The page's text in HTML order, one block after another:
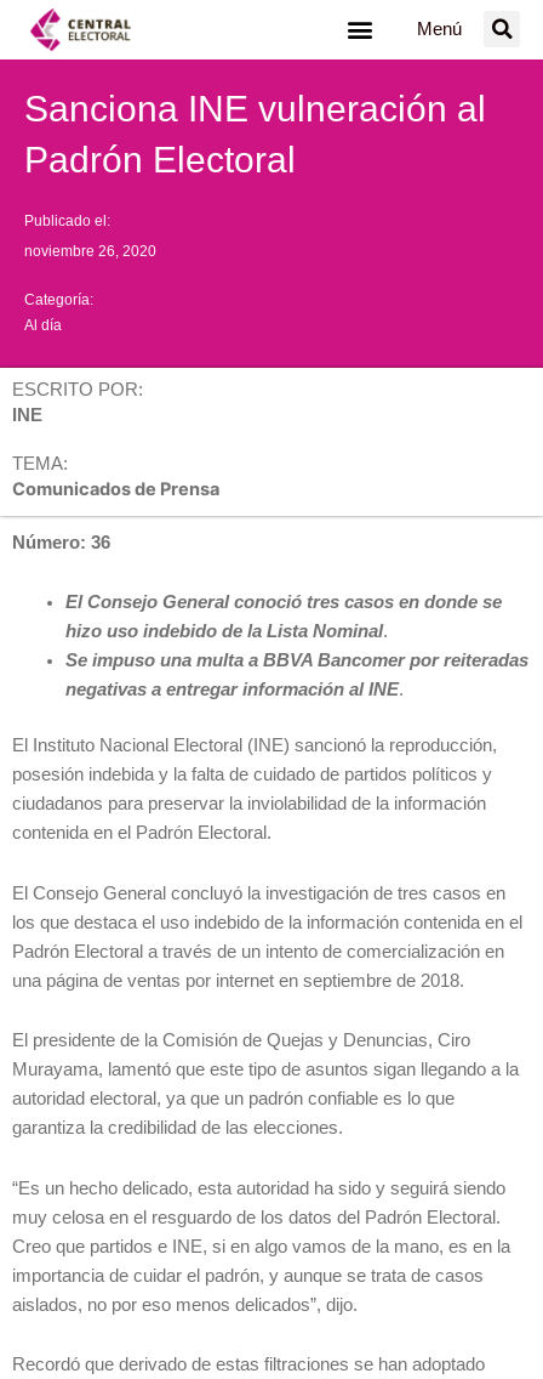
Menú
Sanciona INE vulneración al
Padrón Electoral
Publicado el:
noviembre 26, 2020
Categoría:
Al día
ESCRITO POR:
INE
TEMA:
Comunicados de Prensa
Número: 36
El Consejo General conoció tres casos en donde se
hizo uso indebido de la Lista Nominal.
Se impuso una multa a BBVA Bancomer por reiteradas
negativas a entregar información al INE.
El Instituto Nacional Electoral (INE) sancionó la reproducción,
posesión indebida y la falta de cuidado de partidos políticos y
ciudadanos para preservar la inviolabilidad de la información
contenida en el Padrón Electoral.
El Consejo General concluyó la investigación de tres casos en
los que destaca el uso indebido de la información contenida en el
Padrón Electoral a través de un intento de comercialización en
una página de ventas por internet en septiembre de 2018.
El presidente de la Comisión de Quejas y Denuncias, Ciro
Murayama, lamentó que este tipo de asuntos sigan llegando a la
autoridad electoral, ya que un padrón confiable es lo que
garantiza la credibilidad de las elecciones.
“Es un hecho delicado, esta autoridad ha sido y seguirá siendo
muy celosa en el resguardo de los datos del Padrón Electoral.
Creo que partidos e INE, si en algo vamos de la mano, es en la
importancia de cuidar el padrón, y aunque se trata de casos
aislados, no por eso menos delicados”, dijo.
Recordó que derivado de estas filtraciones se han adoptado